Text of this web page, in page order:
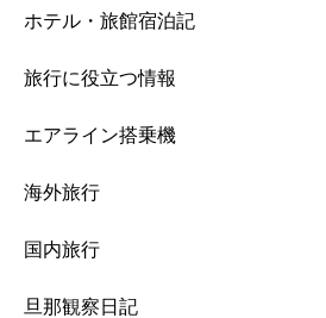
ホテル・旅館宿泊記
旅行に役立つ情報
エアライン搭乗機
海外旅行
国内旅行
旦那観察日記